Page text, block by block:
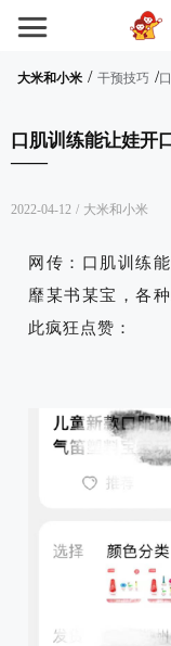
大米和小米 / 干预技巧 /
口肌训练能让娃开
——
2022-04-12 / 大米和小米
网传：口肌训练
靡某书某宝，各
此疯狂点赞：